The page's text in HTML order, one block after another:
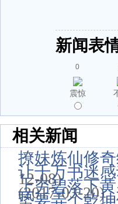
新闻表
0
震惊
相关新闻
撩妹炼仙修
12-08)
让千万书迷
(2017-03-20)
上穷碧落下
势要弄个乾